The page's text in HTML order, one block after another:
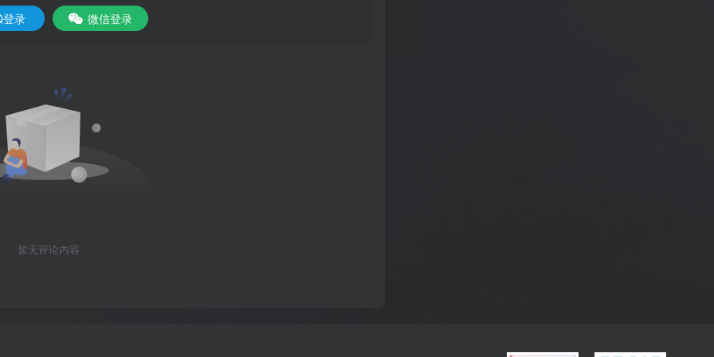
录 微信登录
暂无评论内容